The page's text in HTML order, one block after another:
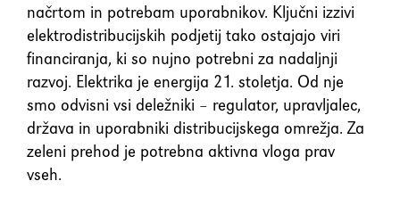
načrtom in potrebam uporabnikov. Ključni izzivi
elektrodistribucijskih podjetij tako ostajajo viri
financiranja, ki so nujno potrebni za nadaljnji
razvoj. Elektrika je energija 21. stoletja. Od nje
smo odvisni vsi deležniki – regulator, upravljalec,
država in uporabniki distribucijskega omrežja. Za
zeleni prehod je potrebna aktivna vloga prav
vseh.